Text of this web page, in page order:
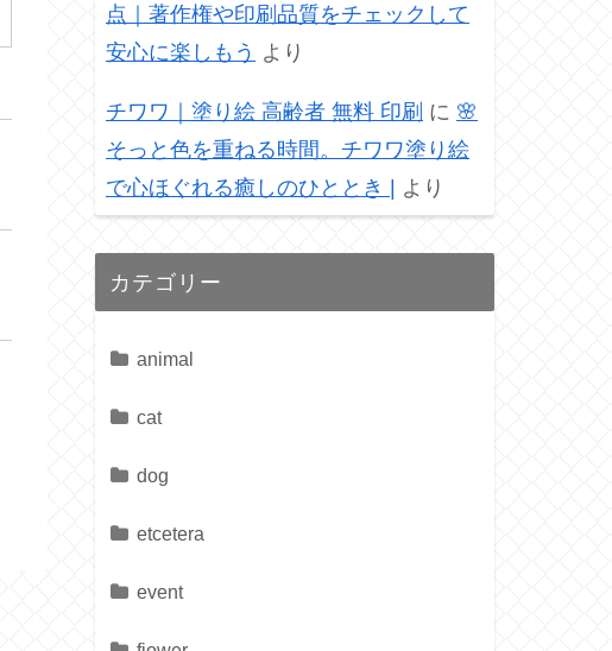
点｜著作権や印刷品質をチェックして
安心に楽しもう より
チワワ｜塗り絵 高齢者 無料 印刷 に 🌸
そっと色を重ねる時間。チワワ塗り絵
で心ほぐれる癒しのひととき | より
カテゴリー
animal
cat
dog
etcetera
event